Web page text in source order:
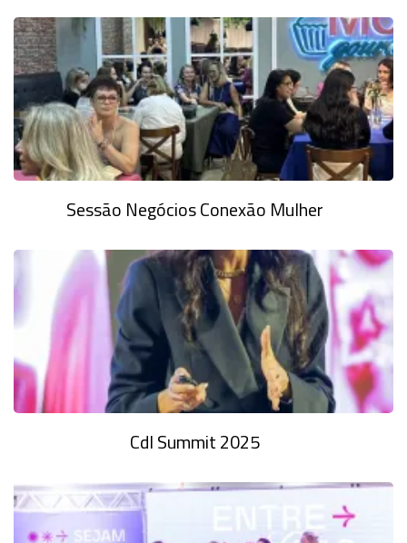
Sessão Negócios Conexão Mulher
Cdl Summit 2025